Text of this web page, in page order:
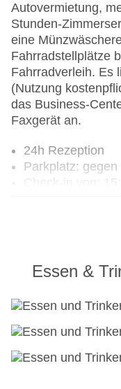
Autovermietung,
Stunden-
eine
Fahrradstellplätze
Fahrradverleih. Es
(Nutzung
das Business-
Faxgerät an.
24h Rezeption
Parkplatz: gegen
Check-out bis:
Hotelsafe
WLAN/WiFi im
Anzahl der
Anzahl der
Zimmerservice
Essen &